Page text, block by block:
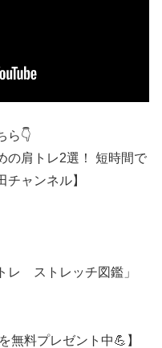
ら👇
の肩トレ2選！ 短時間で
ャンネル】
レ ストレッチ図鑑」
無料プレゼント中💪】